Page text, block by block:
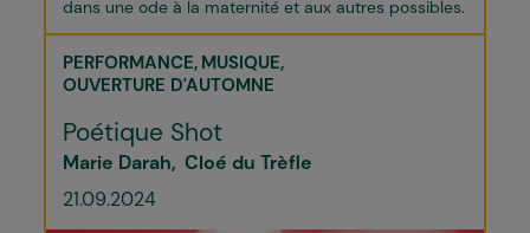
dans une ode à la maternité et aux autres possibles.
PERFORMANCE MUSIQUE
OUVERTURE D'AUTOMNE
Poétique Shot
Marie Darah Cloé du Trèfle
21.09.2024